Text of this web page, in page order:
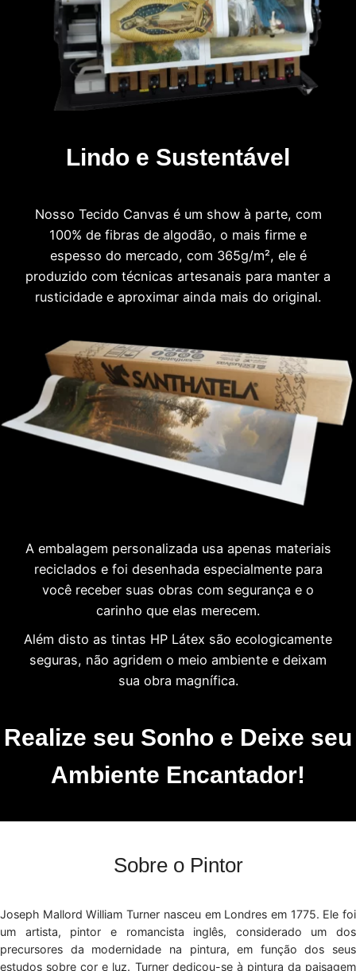
Lindo e Sustentável
Nosso Tecido Canvas é um show à parte, com
100% de fibras de algodão, o mais firme e
espesso do mercado, com 365g/m², ele é
produzido com técnicas artesanais para manter a
rusticidade e aproximar ainda mais do original.
A embalagem personalizada usa apenas materiais
reciclados e foi desenhada especialmente para
você receber suas obras com segurança e o
carinho que elas merecem.
Além disto as tintas HP Látex são ecologicamente
seguras, não agridem o meio ambiente e deixam
sua obra magnífica.
Realize seu Sonho e Deixe seu
Ambiente Encantador!
Sobre o Pintor
Joseph Mallord William Turner nasceu em Londres em 1775. Ele foi
um artista, pintor e romancista inglês, considerado um dos
precursores da modernidade na pintura, em função dos seus
estudos sobre cor e luz. Turner dedicou-se à pintura da paisagem